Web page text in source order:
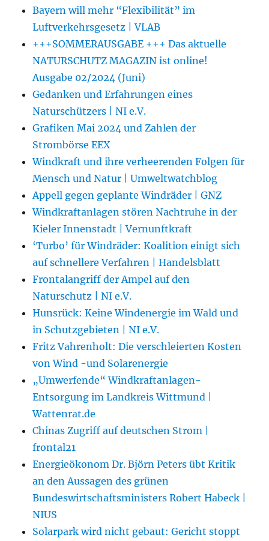
Bayern will mehr “Flexibilität” im
Luftverkehrsgesetz | VLAB
+++SOMMERAUSGABE +++ Das aktuelle
NATURSCHUTZ MAGAZIN ist online!
Ausgabe 02/2024 (Juni)
Gedanken und Erfahrungen eines
Naturschützers | NI e.V.
Grafiken Mai 2024 und Zahlen der
Strombörse EEX
Windkraft und ihre verheerenden Folgen für
Mensch und Natur | Umweltwatchblog
Appell gegen geplante Windräder | GNZ
Windkraftanlagen stören Nachtruhe in der
Kieler Innenstadt | Vernunftkraft
‘Turbo’ für Windräder: Koalition einigt sich
auf schnellere Verfahren | Handelsblatt
Frontalangriff der Ampel auf den
Naturschutz | NI e.V.
Hunsrück: Keine Windenergie im Wald und
in Schutzgebieten | NI e.V.
Fritz Vahrenholt: Die verschleierten Kosten
von Wind -und Solarenergie
„Umwerfende“ Windkraftanlagen-
Entsorgung im Landkreis Wittmund |
Wattenrat.de
Chinas Zugriff auf deutschen Strom |
frontal21
Energieökonom Dr. Björn Peters übt Kritik
an den Aussagen des grünen
Bundeswirtschaftsministers Robert Habeck |
NIUS
Solarpark wird nicht gebaut: Gericht stoppt